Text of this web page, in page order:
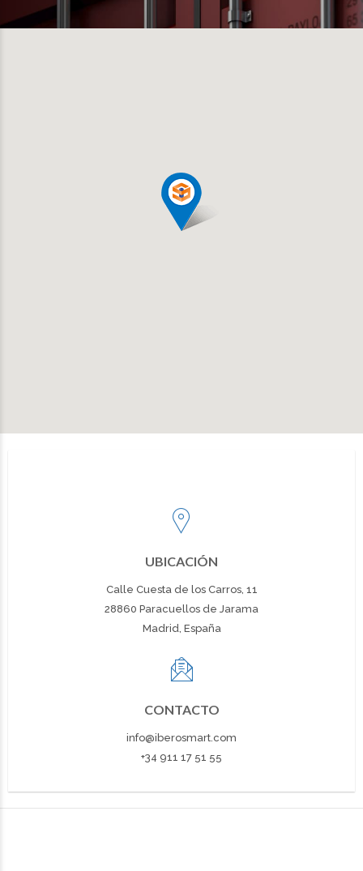
UBICACIÓN
Calle Cuesta de los Carros, 11
28860 Paracuellos de Jarama
Madrid, España
CONTACTO
info@iberosmart.com
+34 911 17 51 55